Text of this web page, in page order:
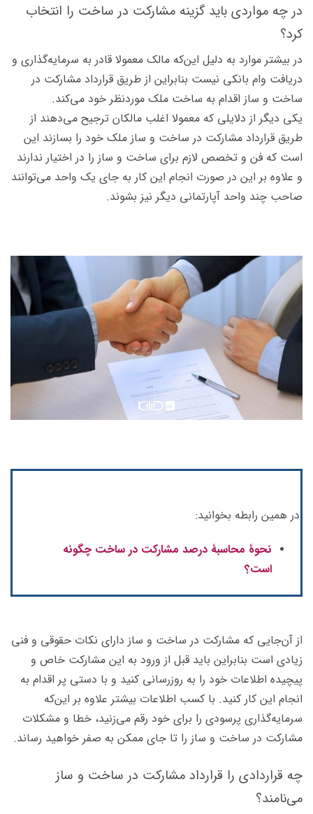
در چه مواردی باید گزینه مشارکت در ساخت را انتخاب
کرد؟
در بیشتر موارد به دلیل این‌که مالک معمولا قادر به سرمایه‌گذاری و
دریافت وام بانکی نیست بنابراین از طریق قرارداد مشارکت در
ساخت و ساز اقدام به ساخت ملک موردنظر خود می‌کند.
یکی دیگر از دلایلی که معمولا اغلب مالکان ترجیح می‌دهند از
طریق قرارداد مشارکت در ساخت و ساز ملک خود را بسازند این
است که فن و تخصص لازم برای ساخت و ساز را در اختیار ندارند
و علاوه بر این در صورت انجام این کار به جای یک واحد می‌توانند
صاحب چند واحد آپارتمانی دیگر نیز بشوند.
در همین رابطه بخوانید:
نحوۀ محاسبۀ درصد مشارکت در ساخت چگونه
است؟
از آن‌جایی که مشارکت در ساخت و ساز دارای نکات حقوقی و فنی
زیادی است بنابراین باید قبل از ورود به این مشارکت خاص و
پیچیده اطلاعات خود را به روزرسانی کنید و با دستی پر اقدام به
انجام این کار کنید. با کسب اطلاعات بیشتر علاوه بر این‌که
سرمایه‌گذاری پرسودی را برای خود رقم می‌زنید، خطا و مشکلات
مشارکت در ساخت و ساز را تا جای ممکن به صفر خواهید رساند.
چه قراردادی را قرارداد مشارکت در ساخت و ساز
می‌نامند؟